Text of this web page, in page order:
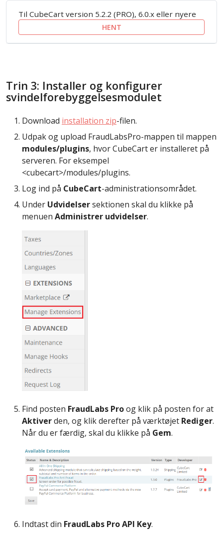
Til CubeCart version 5.2.2 (PRO), 6.0.x eller nyere
HENT
Trin 3: Installer og konfigurer
svindelforebyggelsesmodulet
Download installation zip-filen.
Udpak og upload FraudLabsPro-mappen til mappen
modules/plugins, hvor CubeCart er installeret på
serveren. For eksempel
<cubecart>/modules/plugins.
Log ind på CubeCart-administrationsområdet.
Under Udvidelsersektionen skal du klikke på
menuen Administrer udvidelser.
Find posten FraudLabs Proog klik på posten for at
Aktiverden, og klik derefter på værktøjet Rediger.
Når du er færdig, skal du klikke på Gem.
Indtast din FraudLabs Pro API Key.